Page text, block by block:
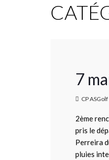
7
CP ASGolf
2ème
pris le
Perreira
pluies